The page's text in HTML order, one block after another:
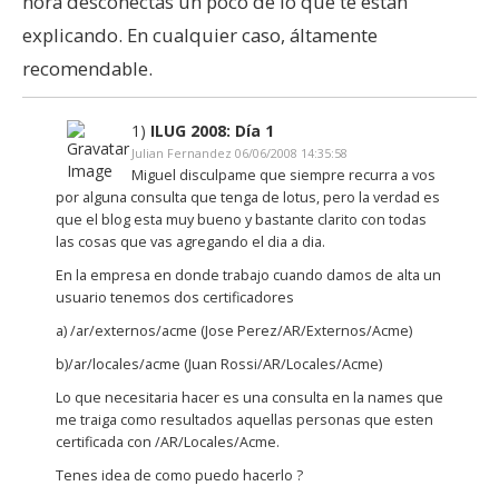
explicando. En cualquier caso, áltamente
recomendable.
1) ILUG 2008: Día 1
Julian Fernandez 06/06/2008 14:35:58
Miguel disculpame que siempre recurra a vos
por alguna consulta que tenga de lotus, pero la verdad es
que el blog esta muy bueno y bastante clarito con todas
las cosas que vas agregando el dia a dia.
En la empresa en donde trabajo cuando damos de alta un
usuario tenemos dos certificadores
a) /ar/externos/acme (Jose Perez/AR/Externos/Acme)
b)/ar/locales/acme (Juan Rossi/AR/Locales/Acme)
Lo que necesitaria hacer es una consulta en la names que
me traiga como resultados aquellas personas que esten
certificada con /AR/Locales/Acme.
Tenes idea de como puedo hacerlo ?